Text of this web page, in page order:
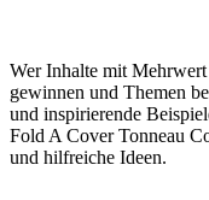
Wer Inhalte mit
gewinnen und Themen
und inspirierende
Fold A Cover Tonneau
und hilfreiche Ideen.